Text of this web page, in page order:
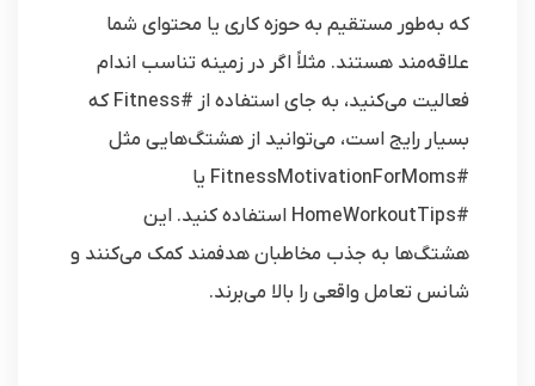
که به‌طور مستقیم به حوزه کاری یا محتوای شما
علاقه‌مند هستند. مثلاً اگر در زمینه تناسب اندام
فعالیت می‌کنید، به جای استفاده از #Fitness که
بسیار رایج است، می‌توانید از هشتگ‌هایی مثل
#FitnessMotivationForMoms یا
#HomeWorkoutTips استفاده کنید. این
هشتگ‌ها به جذب مخاطبان هدفمند کمک می‌کنند و
شانس تعامل واقعی را بالا می‌برند.